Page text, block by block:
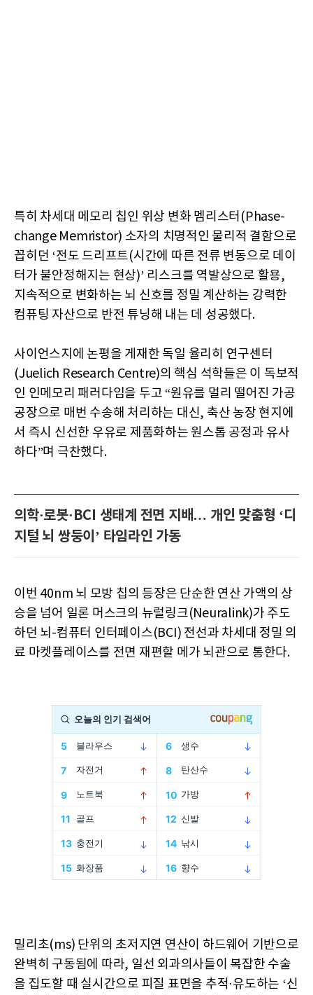
특히 차세대 메모리 칩인 위상 변화 멤리스터(Phase-
change Memristor) 소자의 치명적인 물리적 결함으로
꼽히던 ‘전도 드리프트(시간에 따른 전류 변동으로 데이
터가 불안정해지는 현상)’ 리스크를 역발상으로 활용,
지속적으로 변화하는 뇌 신호를 정밀 계산하는 강력한
컴퓨팅 자산으로 반전 튜닝해 내는 데 성공했다.
사이언스지에 논평을 게재한 독일 율리히 연구센터
(Juelich Research Centre)의 핵심 석학들은 이 독보적
인 인메모리 패러다임을 두고 “원유를 멀리 떨어진 가공
공장으로 매번 수송해 처리하는 대신, 축산 농장 현지에
서 즉시 신선한 우유로 제품화하는 원스톱 공정과 유사
하다”며 극찬했다.
의학·로봇·BCI 생태계 전면 지배… 개인 맞춤형 ‘디
지털 뇌 쌍둥이’ 타임라인 가동
이번 40nm 뇌 모방 칩의 등장은 단순한 연산 가액의 상
승을 넘어 일론 머스크의 뉴럴링크(Neuralink)가 주도
하던 뇌-컴퓨터 인터페이스(BCI) 전선과 차세대 정밀 의
료 마켓플레이스를 전면 재편할 메가 뇌관으로 통한다.
밀리초(ms) 단위의 초저지연 연산이 하드웨어 기반으로
완벽히 구동됨에 따라, 일선 외과의사들이 복잡한 수술
을 집도할 때 실시간으로 피질 표면을 추적·유도하는 ‘신